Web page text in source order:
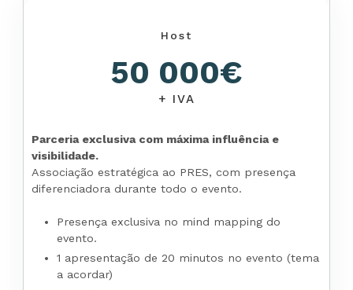
Host
50 000€
+ IVA
Parceria exclusiva com máxima influência e
visibilidade.
Associação estratégica ao PRES, com presença
diferenciadora durante todo o evento.
Presença exclusiva no mind mapping do
evento.
1 apresentação de 20 minutos no evento (tema
a acordar)